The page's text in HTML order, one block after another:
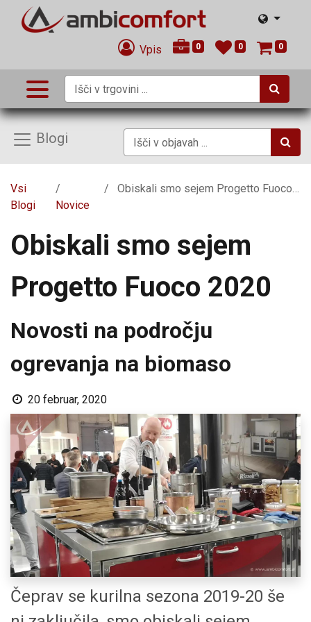
Vpis 0 0 0
Blogi
Vsi
Blogi
Novice
Obiskali smo sejem Progetto Fuoco 2020
Obiskali smo sejem
Progetto Fuoco 2020
Novosti na področju
ogrevanja na biomaso
20 februar, 2020
Čeprav se kurilna sezona 2019-20 še